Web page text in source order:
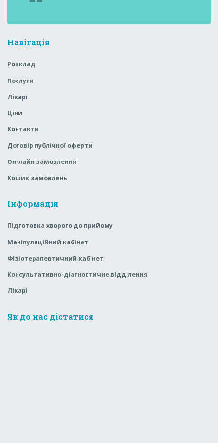
Навігація
Розклад
Послуги
Лікарі
Ціни
Контакти
Договір публічної оферти
Он-лайн замовлення
Кошик замовлень
Інформація
Підготовка хворого до прийому
Маніпуляційний кабінет
Фізіотерапевтичний кабінет
Консультативно-діагностичне відділення
Лікарі
Як до нас дістатися